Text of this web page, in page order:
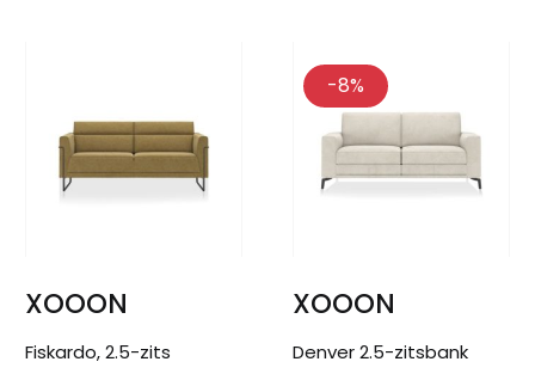
XOOON
Fiskardo, 2.5-zits
-8%
XOOON
Denver 2.5-zitsbank